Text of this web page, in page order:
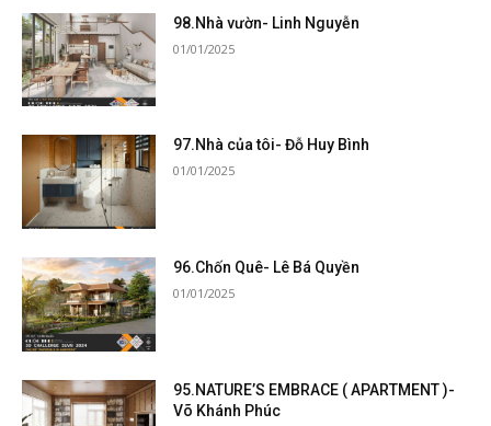
98.Nhà vườn- Linh Nguyễn
01/01/2025
97.Nhà của tôi- Đỗ Huy Bình
01/01/2025
96.Chốn Quê- Lê Bá Quyền
01/01/2025
95.NATURE’S EMBRACE ( APARTMENT )-
Võ Khánh Phúc